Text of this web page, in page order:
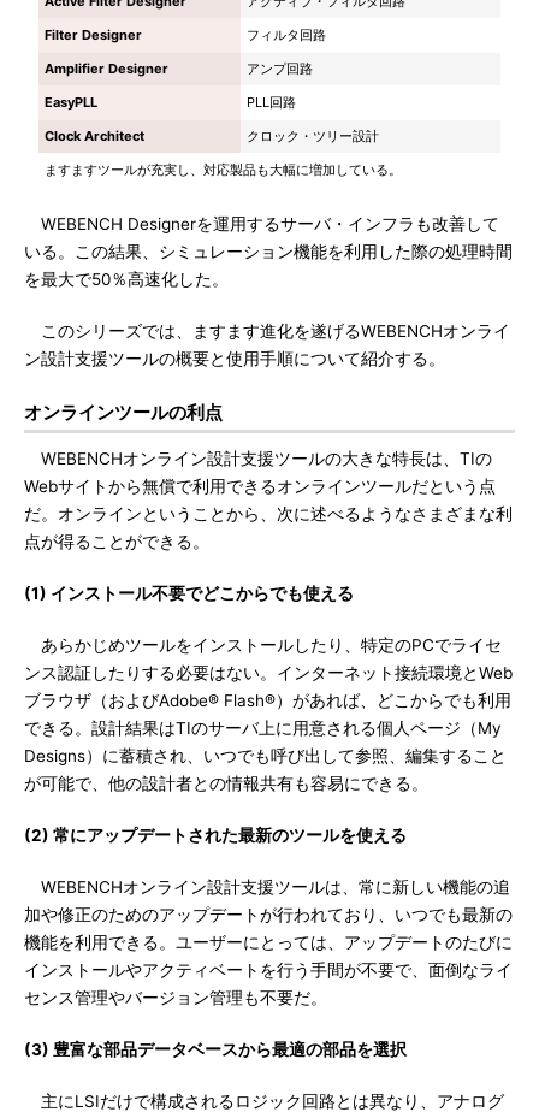
Filter Designer
フィルタ回路
Amplifier Designer
アンプ回路
EasyPLL
PLL回路
Clock Architect
クロック・ツリー設計
ますますツールが充実し、対応製品も大幅に増加している。
WEBENCH Designerを運用するサーバ・インフラも改善して
いる。この結果、シミュレーション機能を利用した際の処理時間
を最大で50％高速化した。
このシリーズでは、ますます進化を遂げるWEBENCHオンライ
ン設計支援ツールの概要と使用手順について紹介する。
オンラインツールの利点
WEBENCHオンライン設計支援ツールの大きな特長は、TIの
Webサイトから無償で利用できるオンラインツールだという点
だ。オンラインということから、次に述べるようなさまざまな利
点が得ることができる。
(1) インストール不要でどこからでも使える
あらかじめツールをインストールしたり、特定のPCでライセ
ンス認証したりする必要はない。インターネット接続環境とWeb
ブラウザ（およびAdobe® Flash®）があれば、どこからでも利用
できる。設計結果はTIのサーバ上に用意される個人ページ（My
Designs）に蓄積され、いつでも呼び出して参照、編集すること
が可能で、他の設計者との情報共有も容易にできる。
(2) 常にアップデートされた最新のツールを使える
WEBENCHオンライン設計支援ツールは、常に新しい機能の追
加や修正のためのアップデートが行われており、いつでも最新の
機能を利用できる。ユーザーにとっては、アップデートのたびに
インストールやアクティベートを行う手間が不要で、面倒なライ
センス管理やバージョン管理も不要だ。
(3) 豊富な部品データベースから最適の部品を選択
主にLSIだけで構成されるロジック回路とは異なり、アナログ